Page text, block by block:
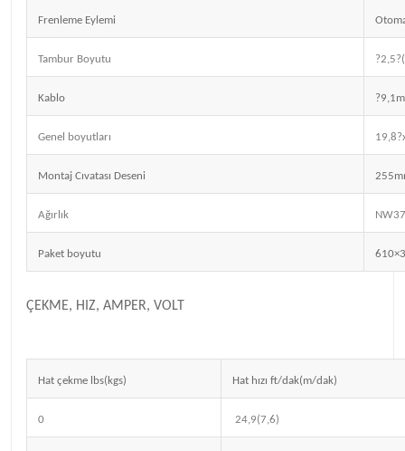
Frenleme Eylemi
Tambur Boyutu
Kablo
Genel boyutları
Montaj Cıvatası Deseni
Ağırlık
Paket boyutu
ÇEKME, HIZ, AMPER, VOLT
Hat çekme lbs(kgs) Hat hızı ft/dak(m/dak)
0 24,9(7,6)